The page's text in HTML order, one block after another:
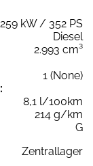
259 kW / 352 PS
Diesel
2.993 cm³
1 (None)
8,1 l/100km
214 g/km
G
Zentrallager